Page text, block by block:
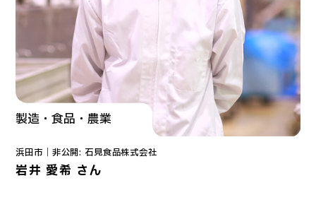
製造・食品・農業
浜田市｜ 非公開: 石見食品株式会社
岩井 愛希 さん